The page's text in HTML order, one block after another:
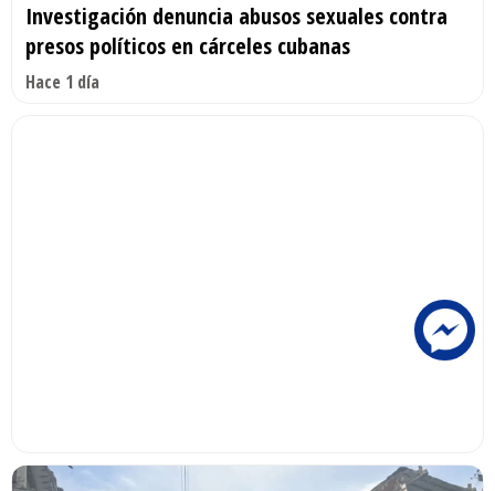
Investigación denuncia abusos sexuales contra
presos políticos en cárceles cubanas
Hace 1 día